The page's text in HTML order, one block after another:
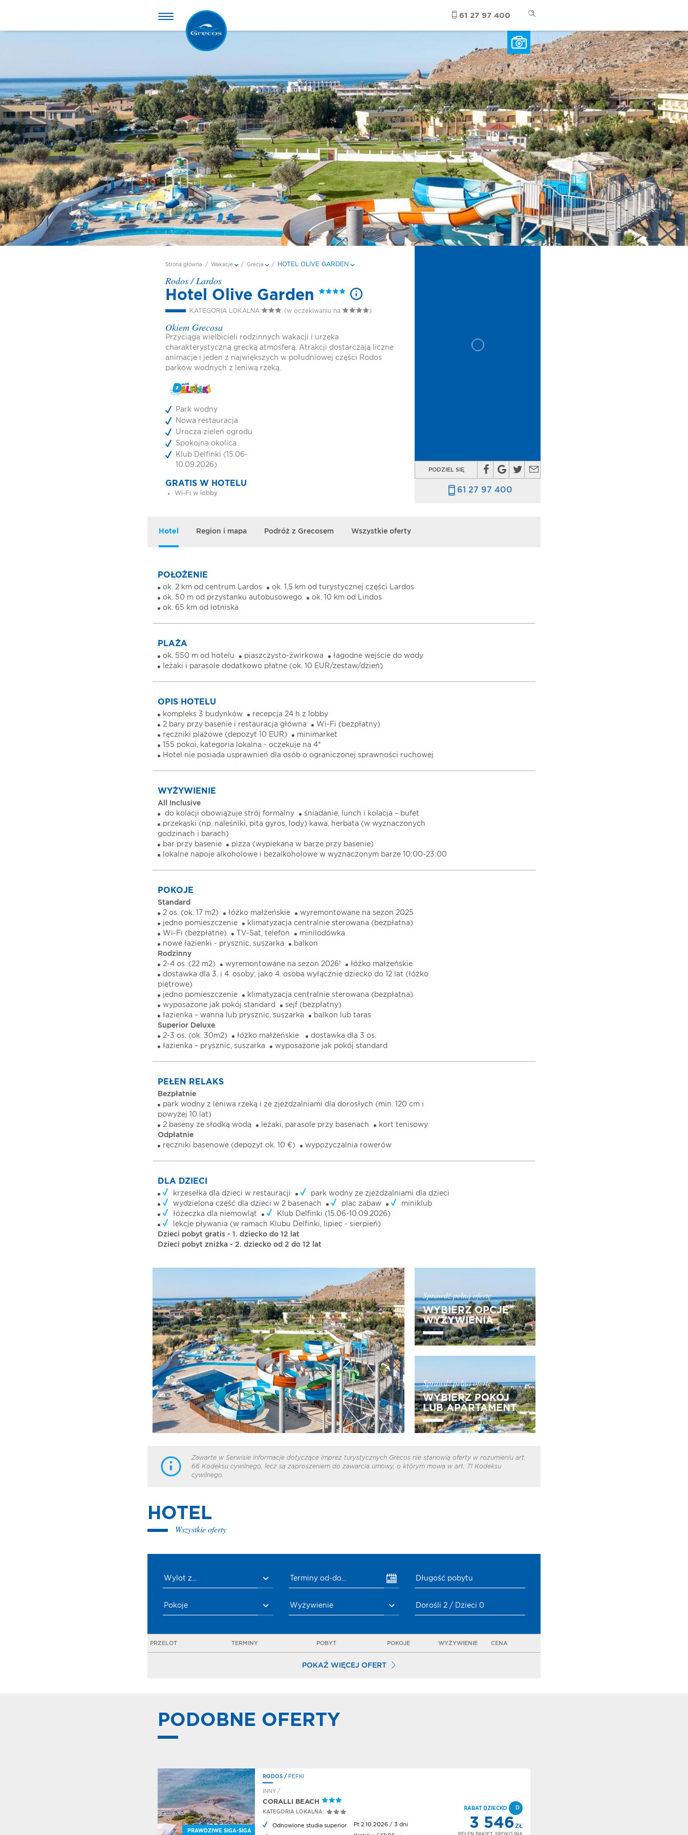
61 27 97 400
PODZIEL SIĘ
61 27 97 400
Strona główna / Wakacje / Grecja / HOTEL OLIVE GARDEN
Rodos/Lardos
Hotel Olive Garden
KATEGORIA LOKALNA (w oczekiwaniu na )
Okiem Grecosa
Przyciąga wielbicieli rodzinnych wakacji i urzeka
charakterystyczną grecką atmosferą. Atrakcji dostarczają liczne
animacje i jeden z największych w południowej części Rodos
parków wodnych z leniwą rzeką.
Park wodny
Nowa restauracja
Urocza zieleń ogrodu
Spokojna okolica
Klub Delfinki (15.06-
10.09.2026)
GRATIS W HOTELU
Wi-Fi w lobby
Hotel Region i mapa Podróż z Grecosem Wszystkie oferty
POŁOŻENIE
ok. 2 km od centrum Lardos
ok. 1,5 km od turystycznej części Lardos
ok. 50 m od przystanku autobusowego
ok. 10 km od Lindos
ok. 65 km od lotniska
PLAŻA
ok. 550 m od hotelu piaszczysto-żwirkowa
łagodne wejście do wody
leżaki i parasole dodatkowo płatne (ok. 10 EUR/zestaw/dzień)
OPIS HOTELU
kompleks 3 budynków
recepcja 24 h z lobby
2 bary przy basenie i restauracja główna
Wi-Fi (bezpłatny)
ręczniki plażowe (depozyt 10 EUR)
minimarket
155 pokoi, kategoria lokalna - oczekuje na 4*
Hotel nie posiada usprawnień dla osób o ograniczonej sprawności ruchowej
WYŻYWIENIE
All Inclusive
do kolacji obowiązuje strój formalny
śniadanie, lunch i kolacja – bufet
przekąski (np. naleśniki, pita gyros, lody) kawa, herbata (w wyznaczonych
godzinach i barach)
bar przy basenie
pizza (wypiekana w barze przy basenie)
lokalne napoje alkoholowe i bezalkoholowe w wyznaczonym barze 10:00-23:00
POKOJE
Standard
2 os. (ok. 17 m2)
łóżko małżeńskie
wyremontowane na sezon 2025
jedno pomieszczenie
klimatyzacja centralnie sterowana (bezpłatna)
Wi-Fi (bezpłatne)
TV-Sat, telefon
minilodówka
nowe łazienki - prysznic, suszarka
balkon
Rodzinny
2-4 os. (22 m2)
wyremontowane na sezon 2026!
łóżko małżeńskie
dostawka dla 3. i 4. osoby; jako 4. osoba wyłącznie dziecko do 12 lat (łóżko
piętrowe)
jedno pomieszczenie
klimatyzacja centralnie sterowana (bezpłatna)
wyposażone jak pokój standard
sejf (bezpłatny)
łazienka – wanna lub prysznic, suszarka
balkon lub taras
Superior Deluxe
2-3 os. (ok. 30m2)
łóżko małżeńskie
dostawka dla 3 os.
łazienka – prysznic, suszarka
wyposażone jak pokój standard
PEŁEN RELAKS
Bezpłatnie
park wodny z leniwa rzeką i ze zjeżdżalniami dla dorosłych (min. 120 cm i
powyżej 10 lat)
2 baseny ze słodką wodą
leżaki, parasole przy basenach
kort tenisowy
Odpłatnie
ręczniki basenowe (depozyt ok. 10 €)
wypożyczalnia rowerów
DLA DZIECI
krzesełka dla dzieci w restauracji
park wodny ze zjeżdżalniami dla dzieci
wydzielona część dla dzieci w 2 basenach
plac zabaw
miniklub
łóżeczka dla niemowląt
Klub Delfinki (15.06-10.09.2026)
lekcje pływania (w ramach Klubu Delfinki, lipiec - sierpień)
Dzieci pobyt gratis - 1. dziecko do 12 lat
Dzieci pobyt zniżka - 2. dziecko od 2 do 12 lat
Sprawdź pełną ofertę
WYBIERZ OPCJĘ
WYŻYWIENIA
Sprawdź pełną ofertę
WYBIERZ POKÓJ
LUB APARTAMENT
Zawarte w Serwisie informacje dotyczące imprez turystycznych Grecos nie stanowią oferty w rozumieniu art.
66 Kodeksu cywilnego, lecz są zaproszeniem do zawarcia umowy, o którym mowa w art. 71 Kodeksu
cywilnego.
HOTEL
Wszystkie oferty
Wylot z... Terminy od-do... Długość pobytu
Pokoje Wyżywienie Dorośli 2 / Dzieci 0
PRZELOT TERMINY POBYT POKOJE WYŻYWIENIE CENA
POKAŻ WIĘCEJ OFERT
PODOBNE OFERTY
PRAWDZIWE SIGA-SIGA
RODOS / PEFKI
INNY /
CORALLI BEACH
KATEGORIA LOKALNA:
Odnowione studia superior
Pt 2.10.2026 / 3 dni
RABAT DZIECKO D
3 546ZŁ